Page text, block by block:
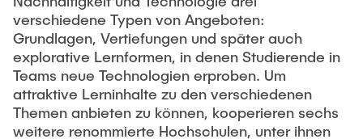
verschiedene Typen von Angeboten:
Grundlagen, Vertiefungen und später auch
explorative Lernformen, in denen Studierende in
Teams neue Technologien erproben. Um
attraktive Lerninhalte zu den verschiedenen
Themen anbieten zu können, kooperieren sechs
weitere renommierte Hochschulen, unter ihnen